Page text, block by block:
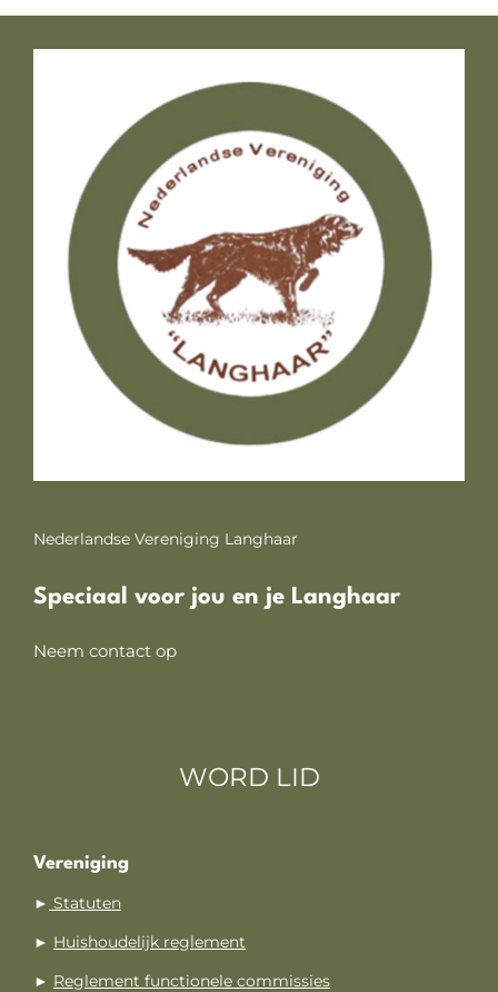
Nederlandse Vereniging Langhaar
Speciaal voor jou en je Langhaar
Neem contact op
WORD LID
Vereniging
► Statuten
► Huishoudelijk reglement
► Reglement functionele commissies